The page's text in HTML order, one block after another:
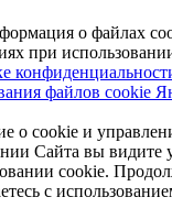
о файлах
при
файлов cookie
о cookie и
Сайта вы видите
cookie.
с